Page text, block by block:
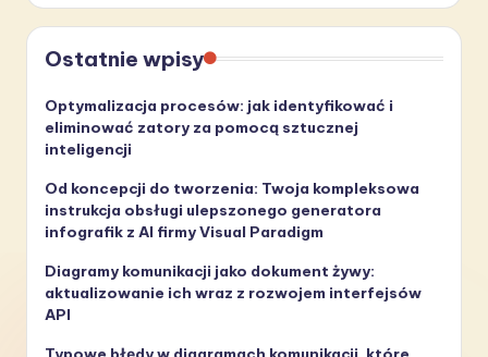
Ostatnie wpisy
Optymalizacja procesów: jak identyfikować i
eliminować zatory za pomocą sztucznej
inteligencji
Od koncepcji do tworzenia: Twoja kompleksowa
instrukcja obsługi ulepszonego generatora
infografik z AI firmy Visual Paradigm
Diagramy komunikacji jako dokument żywy:
aktualizowanie ich wraz z rozwojem interfejsów
API